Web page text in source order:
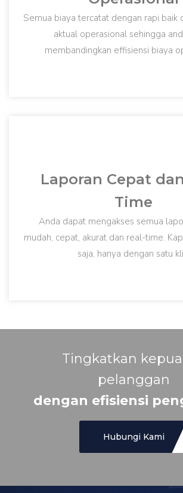
Semua biaya tercatat dengan rapi baik
aktual operasional sehingga
membandingkan effisiensi biaya
Laporan Cepat
Time
Anda dapat mengakses semua
mudah, cepat, akurat dan real-time.
saja, hanya dengan satu
Tingkatkan
pelanggan
dengan efisiensi
Hubungi Kami